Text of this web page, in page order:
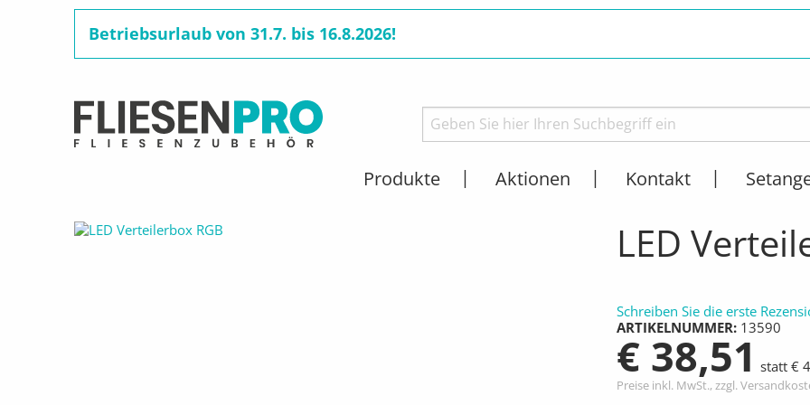
Betriebsurlaub von 31.7. bis 16.8.2026!
Produkte Aktionen Kontakt
FLIESENSCHIENEN & FLIESENPROFILE LED-PROFILE & ZUBEHÖR AKTUELL:
LED
LED
Schreiben Sie die erste
ARTIKELNUMMER 13590
€ 38,51 statt €
Preise inkl. MwSt., zzgl.